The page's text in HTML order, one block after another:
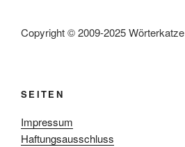
Copyright © 2009-2025 Wörterkatze
SEITEN
Impressum
Haftungsausschluss